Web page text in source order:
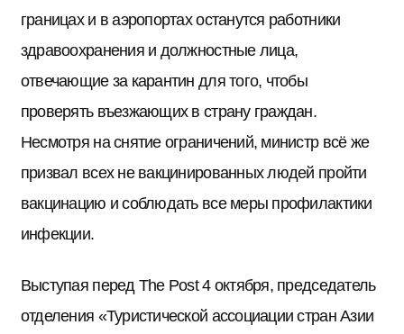
границах и в аэропортах останутся работники
здравоохранения и должностные лица,
отвечающие за карантин для того, чтобы
проверять въезжающих в страну граждан.
Несмотря на снятие ограничений, министр всё же
призвал всех не вакцинированных людей пройти
вакцинацию и соблюдать все меры профилактики
инфекции.
Выступая перед The Post 4 октября, председатель
отделения «Туристической ассоциации стран Азии